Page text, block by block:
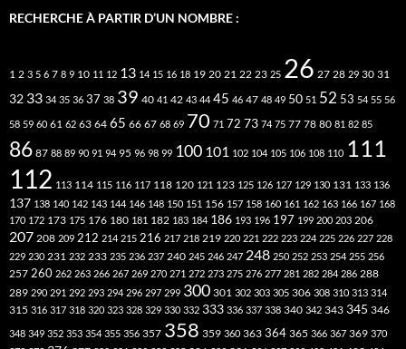
RECHERCHE À PARTIR D’UN NOMBRE :
1 2 3 5 6 7 8 9 10 11 12 13 14 15 16 18 19 20 21 22 23 25 26 27 28 29 30 31
32 33 34 35 36 37 38 39 40 41 42 43 44 45 46 47 48 49 50 51 52 53 54 55 56
58 59 60 61 62 63 64 65 66 67 68 69 70 71 72 73 74 75 77 78 80 81 82 85
86 87 88 89 90 91 94 95 96 98 99 100 101 102 104 105 106 108 110 111
112 113 114 115 116 117 118 120 121 123 125 126 127 129 130 131 133 136
137 138 140 142 143 144 146 148 150 151 156 157 158 160 161 162 163 166 167 168
170 172 173 175 176 180 181 182 183 184 186 193 196 197 199 200 203 206
207 208 209 212 214 215 216 217 218 219 220 221 222 223 224 225 226 227 228
229 230 231 232 233 235 236 237 240 245 246 247 248 250 252 253 254 255 256
257 260 262 263 266 267 269 270 271 272 273 275 276 277 281 282 284 286 288
289 290 291 292 293 294 296 297 299 300 301 302 303 305 306 308 310 313 314
315 316 317 318 320 323 328 329 330 332 333 336 337 338 340 342 343 345 346
348 349 352 353 354 355 356 357 358 359 360 363 364 365 366 367 369 370